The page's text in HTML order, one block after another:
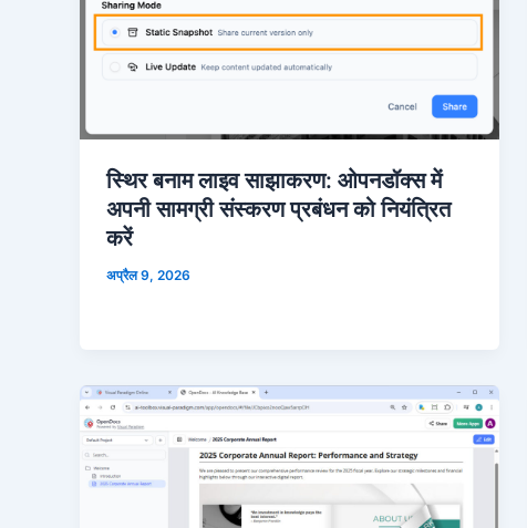
स्थिर बनाम लाइव साझाकरण: ओपनडॉक्स में
अपनी सामग्री संस्करण प्रबंधन को नियंत्रित
करें
अप्रैल 9, 2026